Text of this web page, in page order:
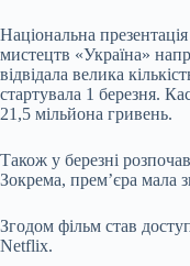
Національна
мистецтв «Україна»
відвідала велика
стартувала 1 березня.
21,5 мільйона гривень.
Також у березні
Зокрема, прем’єра мала
Згодом фільм став
Netflix.